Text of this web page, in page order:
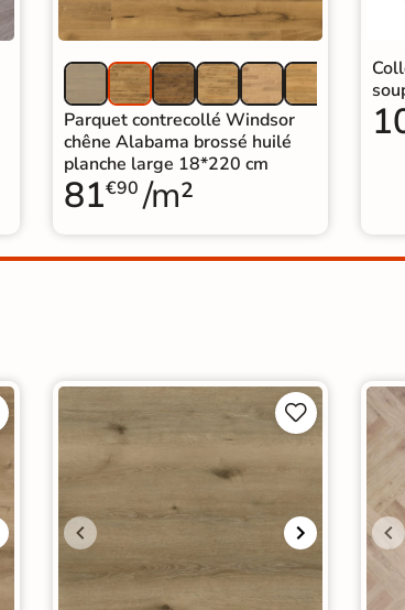
Entretien
à
Sous-couche intégrée
Parquet contrecollé Windsor
chêne Alabama brossé huilé
planche large 18*220 cm
81€90 /m²

